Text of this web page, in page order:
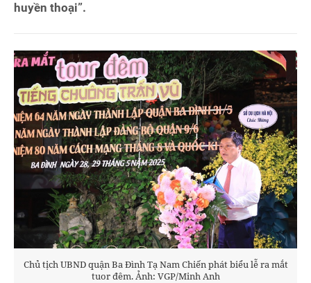
huyền thoại”.
Chủ tịch UBND quận Ba Đình Tạ Nam Chiến phát biểu lễ ra mắt
tuor đêm. Ảnh: VGP/Minh Anh